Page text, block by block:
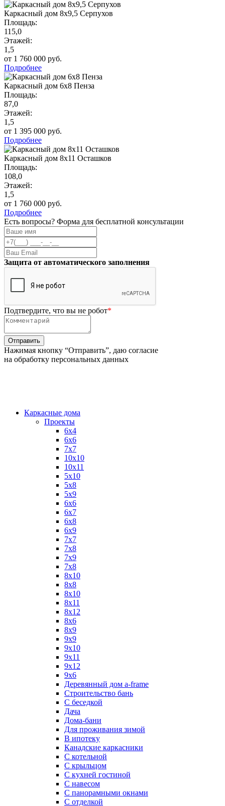
Каркасный дом 8х9,5 Серпухов
Площадь:
115,0
Этажей:
1,5
от 1 760 000 руб.
Подробнее
Каркасный дом 6х8 Пенза
Площадь:
87,0
Этажей:
1,5
от 1 395 000 руб.
Подробнее
Каркасный дом 8х11 Осташков
Площадь:
108,0
Этажей:
1,5
от 1 760 000 руб.
Подробнее
Есть вопросы? Форма для бесплатной консультации
Защита от автоматического заполнения
Подтвердите, что вы не робот*
Нажимая кнопку “Отправить”, даю согласие
на обработку персональных данных
Каркасные дома
Проекты
6х4
6х6
7х7
10х10
10х11
5х10
5х8
5х9
6x6
6x7
6x8
6x9
7x7
7x8
7x9
7х8
8x10
8x8
8х10
8х11
8х12
8х6
8х9
9x9
9х10
9х11
9х12
9х6
Деревянный дом a-frame
Строительство бань
С беседкой
Дача
Дома-бани
Для проживания зимой
В ипотеку
Канадские каркасники
С котельной
С крыльцом
С кухней гостиной
С навесом
С панорамными окнами
С отделкой